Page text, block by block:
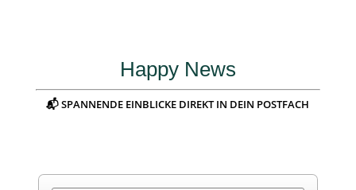
Happy News
📬 SPANNENDE EINBLICKE DIREKT IN DEIN POSTFACH